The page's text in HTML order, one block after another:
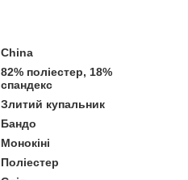
China
82% поліестер, 18%
спандекс
Злитий купальник
Бандо
Монокіні
Поліестер